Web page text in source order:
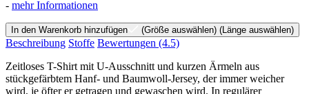
- mehr Informationen
In den Warenkorb hinzufügen (Größe auswählen) (Länge auswählen)
Beschreibung Stoffe Bewertungen (4.5)
Zeitloses T-Shirt mit U-Ausschnitt und kurzen Ärmeln aus
stückgefärbtem Hanf- und Baumwoll-Jersey, der immer weicher
wird, je öfter er getragen und gewaschen wird. In regulärer